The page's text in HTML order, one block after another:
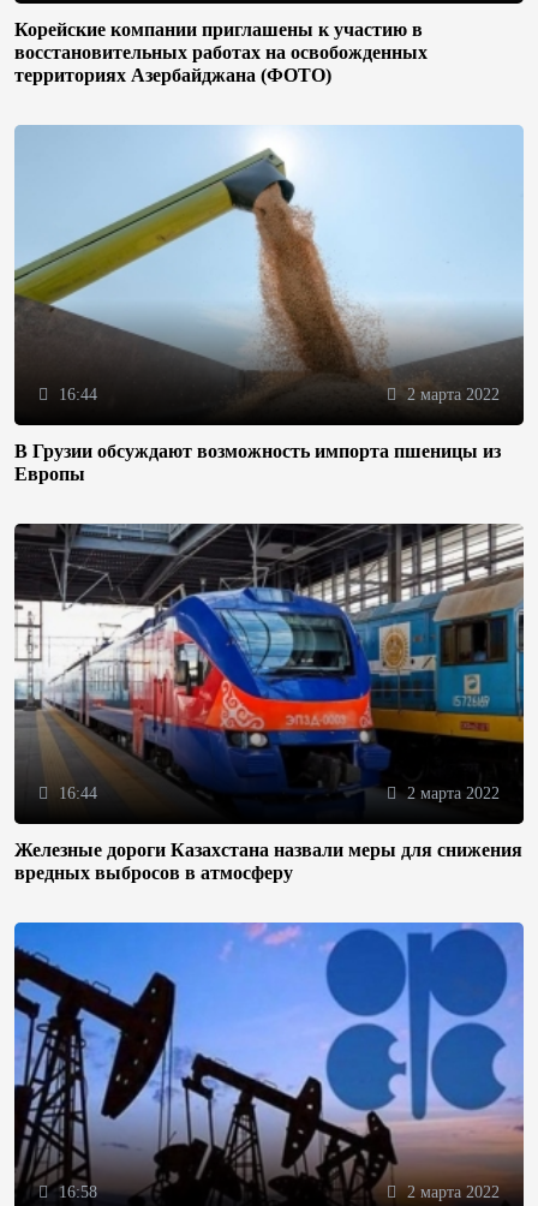
Корейские компании приглашены к участию в
восстановительных работах на освобожденных
территориях Азербайджана (ФОТО)
16:44 2 марта 2022
В Грузии обсуждают возможность импорта пшеницы из
Европы
16:44 2 марта 2022
Железные дороги Казахстана назвали меры для снижения
вредных выбросов в атмосферу
16:58 2 марта 2022